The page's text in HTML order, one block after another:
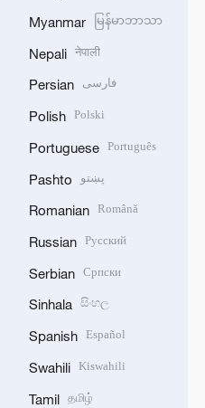
Myanmar မြန်မာဘာသာ
Nepali नेपाली
Persian فارسی
Polish Polski
Portuguese Português
Pashto پښتو
Romanian Română
Russian Русский
Serbian Српски
Sinhala සිංහල
Spanish Español
Swahili Kiswahili
Tamil தமிழ்